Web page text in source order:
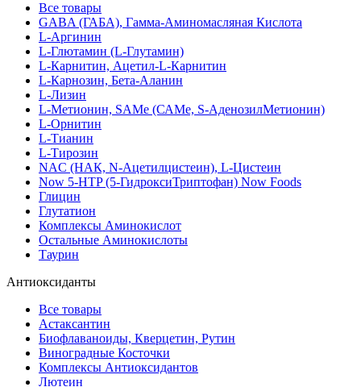
Все товары
GABA (ГАБА), Гамма-Аминомасляная Кислота
L-Аргинин
L-Глютамин (L-Глутамин)
L-Карнитин, Ацетил-L-Карнитин
L-Карнозин, Бета-Аланин
L-Лизин
L-Метионин, SAMe (САМе, S-АденозилМетионин)
L-Орнитин
L-Тианин
L-Тирозин
NAC (НАК, N-Ацетилцистеин), L-Цистеин
Now 5-HTP (5-ГидроксиТриптофан) Now Foods
Глицин
Глутатион
Комплексы Аминокислот
Остальные Аминокислоты
Таурин
Антиоксиданты
Все товары
Астаксантин
Биофлаваноиды, Кверцетин, Рутин
Виноградные Косточки
Комплексы Антиоксидантов
Лютеин